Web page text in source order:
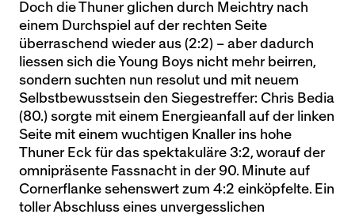
Doch die Thuner glichen durch Meichtry nach
einem Durchspiel auf der rechten Seite
überraschend wieder aus (2:2) – aber dadurch
liessen sich die Young Boys nicht mehr beirren,
sondern suchten nun resolut und mit neuem
Selbstbewusstsein den Siegestreffer: Chris Bedia
(80.) sorgte mit einem Energieanfall auf der linken
Seite mit einem wuchtigen Knaller ins hohe
Thuner Eck für das spektakuläre 3:2, worauf der
omnipräsente Fassnacht in der 90. Minute auf
Cornerflanke sehenswert zum 4:2 einköpfelte. Ein
toller Abschluss eines unvergesslichen